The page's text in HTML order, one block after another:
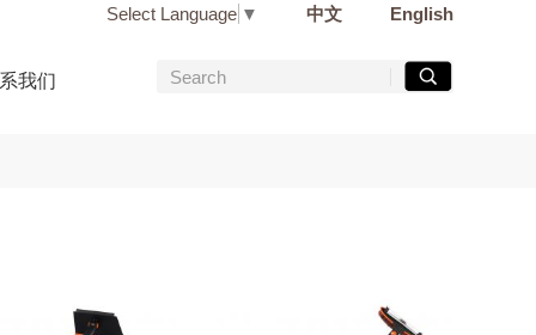
Select Language ▼ 中文 English
我们